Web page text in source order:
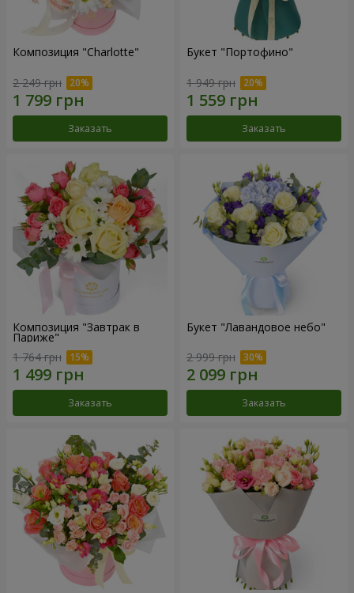
Композиция "Charlotte"
2 249 грн
Заказать
Букет "Портофино"
1 949 грн
Заказать
Композиция "Завтрак в
Париже"
1 764 грн
Заказать
Букет "Лавандовое небо"
2 999 грн
Заказать